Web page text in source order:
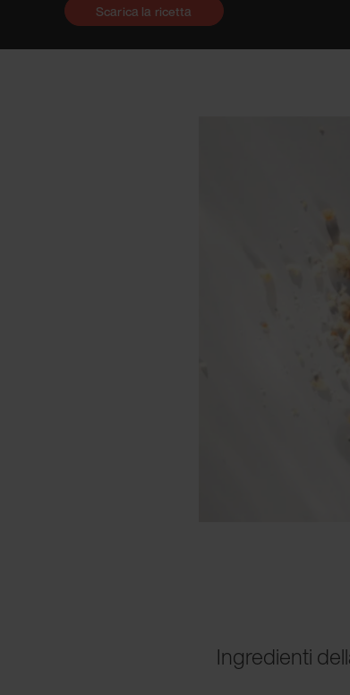
Ingredienti
Scarica la ricetta